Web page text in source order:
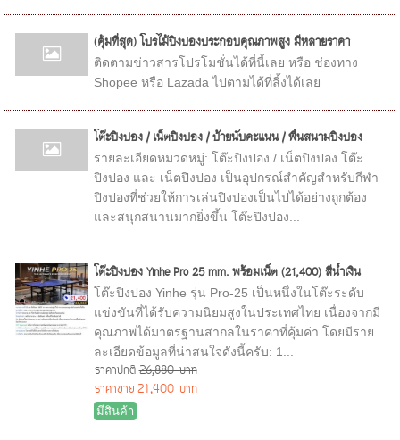
(คุ้มที่สุด) โปรไม้ปิงปองประกอบคุณภาพสูง มีหลายราคา
ติดตามข่าวสารโปรโมชั่นได้ที่นี้เลย หรือ ช่องทาง
Shopee หรือ Lazada ไปตามได้ที่ลิ้งได้เลย
โต๊ะปิงปอง / เน็ตปิงปอง / ป้ายนับคะแนน / พื้นสนามปิงปอง
รายละเอียดหมวดหมู่: โต๊ะปิงปอง / เน็ตปิงปอง โต๊ะ
ปิงปอง และ เน็ตปิงปอง เป็นอุปกรณ์สำคัญสำหรับกีฬา
ปิงปองที่ช่วยให้การเล่นปิงปองเป็นไปได้อย่างถูกต้อง
และสนุกสนานมากยิ่งขึ้น โต๊ะปิงปอง...
โต๊ะปิงปอง Yinhe Pro 25 mm. พร้อมเน็ต (21,400) สีน้ำเงิน
โต๊ะปิงปอง Yinhe รุ่น Pro-25 เป็นหนึ่งในโต๊ะระดับ
แข่งขันที่ได้รับความนิยมสูงในประเทศไทย เนื่องจากมี
คุณภาพได้มาตรฐานสากลในราคาที่คุ้มค่า โดยมีราย
ละเอียดข้อมูลที่น่าสนใจดังนี้ครับ: 1...
ราคาปกติ 26,880 บาท
ราคาขาย 21,400 บาท
มีสินค้า